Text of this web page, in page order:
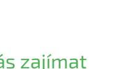
zajímat